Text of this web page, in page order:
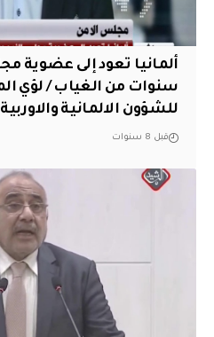
للشؤون الالمانية والاوربية
قبل 8 سنوات